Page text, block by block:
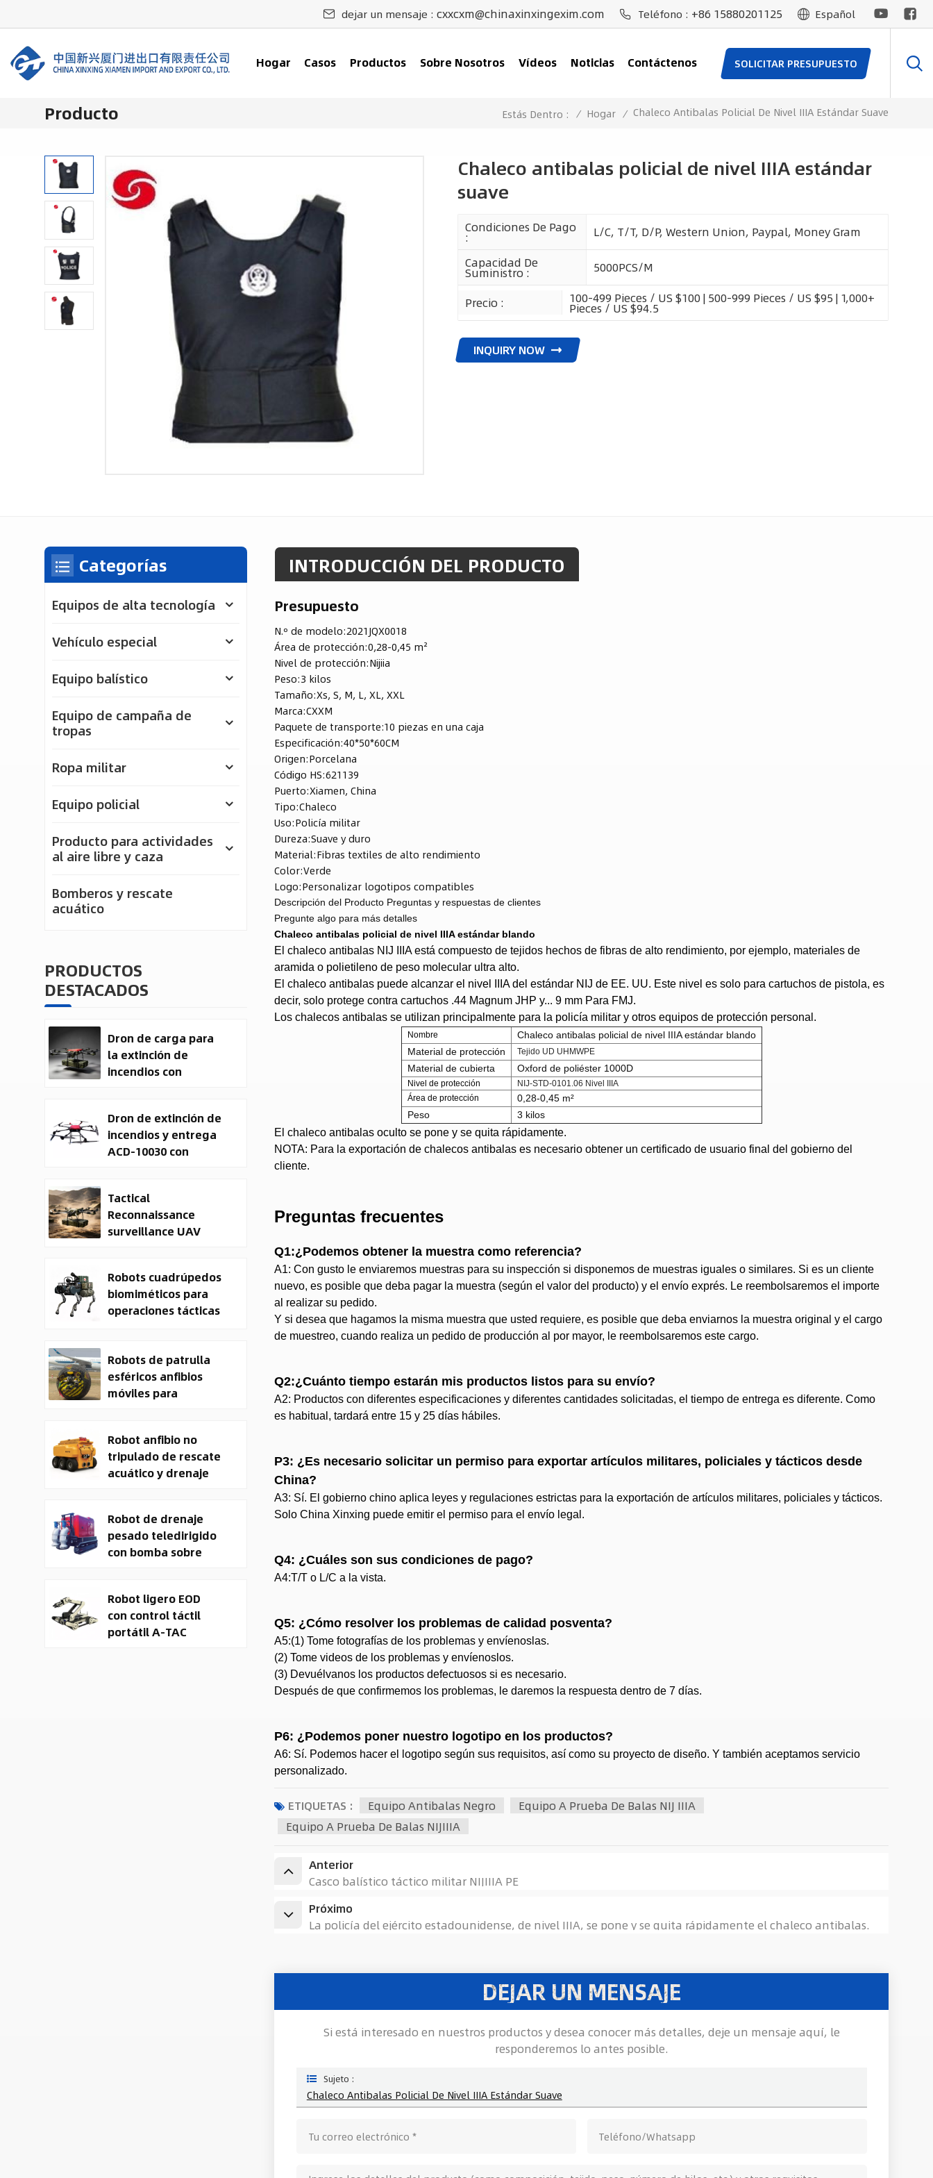
dejar un mensaje : cxxcxm@chinaxinxingexim.com Teléfono : +86 15880201125 Español
Hogar Casos Productos Sobre Nosotros Vídeos Noticias Contáctenos SOLICITAR PRESUPUESTO
Producto Estás Dentro : / Hogar / Chaleco Antibalas Policial De Nivel IIIA Estándar Suave
Chaleco antibalas policial de nivel IIIA estándar
suave
Condiciones De Pago
:
L/C, T/T, D/P, Western Union, Paypal, Money Gram
Capacidad De
Suministro : 5000PCS/M
Precio : 100-499 Pieces / US $100 | 500-999 Pieces / US $95 | 1,000+
Pieces / US $94.5
INQUIRY NOW
INTRODUCCIÓN DEL PRODUCTO
Presupuesto
N.º de modelo:2021JQX0018
Área de protección:0,28-0,45 m²
Nivel de protección:Nijiia
Peso:3 kilos
Tamaño:Xs, S, M, L, XL, XXL
Marca:CXXM
Paquete de transporte:10 piezas en una caja
Especificación:40*50*60CM
Origen:Porcelana
Código HS:621139
Puerto:Xiamen, China
Tipo:Chaleco
Uso:Policía militar
Dureza:Suave y duro
Material:Fibras textiles de alto rendimiento
Color:Verde
Logo:Personalizar logotipos compatibles
Descripción del Producto Preguntas y respuestas de clientes
Pregunte algo para más detalles
Chaleco antibalas policial de nivel IIIA estándar blando
El chaleco antibalas NIJ IIIA está compuesto de tejidos hechos de fibras de alto rendimiento, por ejemplo, materiales de
aramida o polietileno de peso molecular ultra alto.
El chaleco antibalas puede alcanzar el nivel IIIA del estándar NIJ de EE. UU. Este nivel es solo para cartuchos de pistola, es
decir, solo protege contra cartuchos .44 Magnum JHP y... 9 mm Para FMJ.
Los chalecos antibalas se utilizan principalmente para la policía militar y otros equipos de protección personal.
Nombre
Chaleco antibalas policial de nivel IIIA estándar blando
Material de protección
Tejido UD UHMWPE
Material de cubierta Oxford de poliéster 1000D
Nivel de protección
NIJ-STD-0101.06 Nivel IIIA
Área de protección
0,28-0,45 m²
Peso
3 kilos
El chaleco antibalas oculto se pone y se quita rápidamente.
NOTA: Para la exportación de chalecos antibalas es necesario obtener un certificado de usuario final del gobierno del
cliente.
Preguntas frecuentes
Q1:¿Podemos obtener la muestra como referencia?
A1: Con gusto le enviaremos muestras para su inspección si disponemos de muestras iguales o similares. Si es un cliente
nuevo, es posible que deba pagar la muestra (según el valor del producto) y el envío exprés. Le reembolsaremos el importe
al realizar su pedido.
Y si desea que hagamos la misma muestra que usted requiere, es posible que deba enviarnos la muestra original y el cargo
de muestreo, cuando realiza un pedido de producción al por mayor, le reembolsaremos este cargo.
Q2:¿Cuánto tiempo estarán mis productos listos para su envío?
A2: Productos con diferentes especificaciones y diferentes cantidades solicitadas, el tiempo de entrega es diferente. Como
es habitual, tardará entre 15 y 25 días hábiles.
P3: ¿Es necesario solicitar un permiso para exportar artículos militares, policiales y tácticos desde
China?
A3: Sí. El gobierno chino aplica leyes y regulaciones estrictas para la exportación de artículos militares, policiales y tácticos.
Solo China Xinxing puede emitir el permiso para el envío legal.
Q4: ¿Cuáles son sus condiciones de pago?
A4:T/T o L/C a la vista.
Q5: ¿Cómo resolver los problemas de calidad posventa?
A5:(1) Tome fotografías de los problemas y envíenoslas.
(2) Tome videos de los problemas y envíenoslos.
(3) Devuélvanos los productos defectuosos si es necesario.
Después de que confirmemos los problemas, le daremos la respuesta dentro de 7 días.
P6: ¿Podemos poner nuestro logotipo en los productos?
A6: Sí. Podemos hacer el logotipo según sus requisitos, así como su proyecto de diseño. Y también aceptamos servicio
personalizado.
ETIQUETAS : Equipo Antibalas Negro
Equipo A Prueba De Balas NIJ IIIA
Equipo A Prueba De Balas NIJIIIA
Anterior
Casco balístico táctico militar NIJIIIA PE
Próximo
La policía del ejército estadounidense, de nivel IIIA, se pone y se quita rápidamente el chaleco antibalas.
DEJAR UN MENSAJE
Si está interesado en nuestros productos y desea conocer más detalles, deje un mensaje aquí, le
responderemos lo antes posible.
Sujeto :
Chaleco Antibalas Policial De Nivel IIIA Estándar Suave
Categorías
Equipos de alta tecnología
Vehículo especial
Equipo balístico
Equipo de campaña de
tropas
Ropa militar
Equipo policial
Producto para actividades
al aire libre y caza
Bomberos y rescate
acuático
PRODUCTOS
DESTACADOS
Dron de carga para
la extinción de
incendios con
Dron de extinción de
incendios y entrega
ACD-10030 con
Tactical
Reconnaissance
surveillance UAV
Drone Manufacturer
Robots cuadrúpedos
biomiméticos para
operaciones tácticas
Robots de patrulla
esféricos anfibios
móviles para
Robot anfibio no
tripulado de rescate
acuático y drenaje
Robot de drenaje
pesado teledirigido
con bomba sobre
tripulado (UGV).
Robot ligero EOD
con control táctil
portátil A-TAC